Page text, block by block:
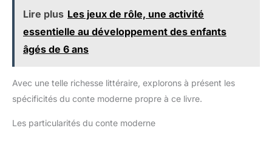
Lire plus Les jeux de rôle, une activité
essentielle au développement des enfants
âgés de 6 ans
Avec une telle richesse littéraire, explorons à présent les
spécificités du conte moderne propre à ce livre.
Les particularités du conte moderne